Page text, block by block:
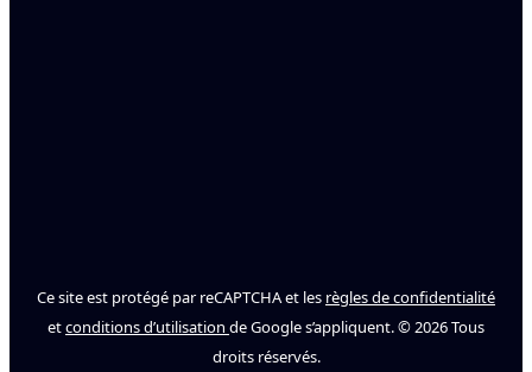
Ce site est protégé par reCAPTCHA et les règles de confidentialité
etconditions d’utilisation de Google s’appliquent. © 2026 Tous
droits réservés.